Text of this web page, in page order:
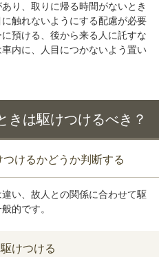
り、取りに帰る時間がないとき
触れないようにする配慮が必要
預ける、後から来る人に託すな
内に、人目につかないよう置い
きは駆けつけるべき？
けるかどうか判断する
い、故人との関係に合わせて駆
的です。
けつける